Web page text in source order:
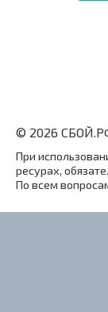
© 2026
При
ресурах,
По всем